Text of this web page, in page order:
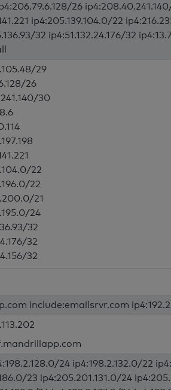
26
ip4:205.139.104.0/22
32 ip4:51.132.24.176/32
29
26
30
22
22
21
24
32
32
32
include:emailsrvr.com
24 ip4:198.2.132.0/22
23 ip4:205.201.131.0/24